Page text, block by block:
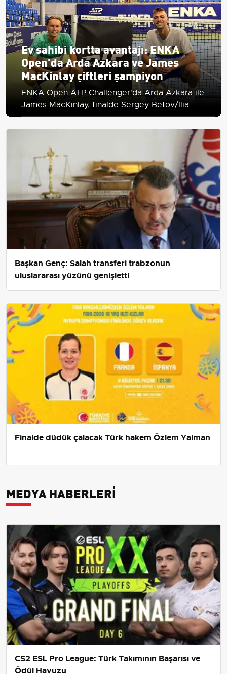
Ev sahibi kortta avantajı: ENKA
Open'da Arda Azkara ve James
MacKinlay çiftleri şampiyon
ENKA Open ATP Challenger'da Arda Azkara ile
James MacKinlay, finalde Sergey Betov/Ilia
Simakin'i 6-3, 6-1 yenip set kaybetmeden kupaya
uzandı.
Başkan Genç: Salah transferi trabzonun
uluslararası yüzünü genişletti
Finalde düdük çalacak Türk hakem Özlem Yalman
MEDYA HABERLERI
CS2 ESL Pro League: Türk Takımının Başarısı ve
Ödül Havuzu